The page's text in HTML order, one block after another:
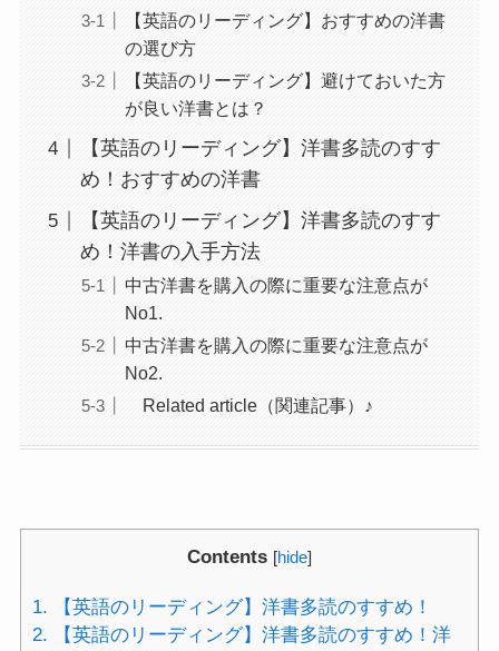
【英語のリーディング】おすすめの洋書
の選び方
【英語のリーディング】避けておいた方
が良い洋書とは？
【英語のリーディング】洋書多読のすす
め！おすすめの洋書
【英語のリーディング】洋書多読のすす
め！洋書の入手方法
中古洋書を購入の際に重要な注意点が
No1.
中古洋書を購入の際に重要な注意点が
No2.
Related article（関連記事）♪
Contents [hide]
1. 【英語のリーディング】洋書多読のすすめ！
2. 【英語のリーディング】洋書多読のすすめ！洋